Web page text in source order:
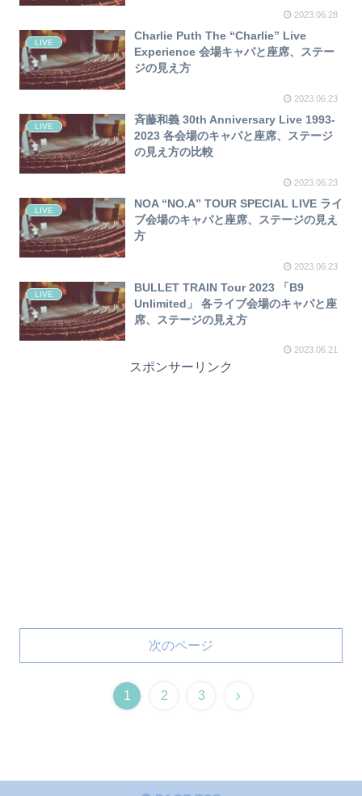
2023.06.28
LIVE
Charlie Puth The “Charlie” Live
Experience 会場キャパと座席、ステー
ジの見え方
2023.06.23
LIVE
斉藤和義 30th Anniversary Live 1993-
2023 各会場のキャパと座席、ステージ
の見え方の比較
2023.06.23
LIVE
NOA “NO.A” TOUR SPECIAL LIVE ライ
ブ会場のキャパと座席、ステージの見え
方
2023.06.23
LIVE
BULLET TRAIN Tour 2023 「B9
Unlimited」 各ライブ会場のキャパと座
席、ステージの見え方
2023.06.21
スポンサーリンク
次のページ
1 2 3